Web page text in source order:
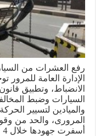
رفع العشرات من
الإدارة العامة للمرور
الانضباط، وتطبيق
السيارات وضبط
والميادين لتسيير
المرورى، والحد من
أسفرت جهودها خلال 4 أيام عن رفع 558 سيارة و …